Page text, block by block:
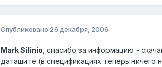
Опубликовано 26 декабря, 2006
Mark Silinio , спасибо за информацию -
даташите (в спецификациях теперь ничего